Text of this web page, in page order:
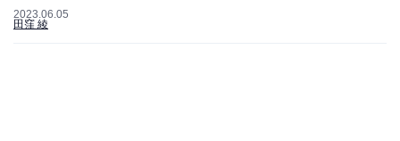
2023.06.05
田窪 綾